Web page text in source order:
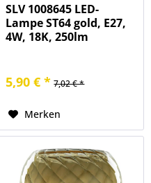
SLV 1008645 LED-
Lampe ST64 gold, E27,
4W, 18K, 250lm
5,90 € * 7,02 € *
Merken